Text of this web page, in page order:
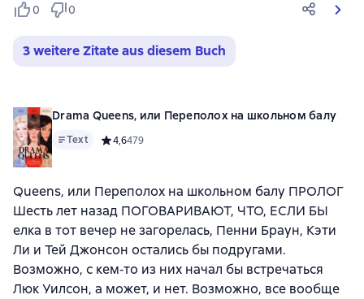
0 0
3 weitere Zitate aus diesem Buch
Drama Queens, или Переполох на школьном балу
Text Средний рейтинг 4,6 на основе 479 оценок
4,6479
Queens, или Переполох на школьном балу ПРОЛОГ
Шесть лет назад ПОГОВАРИВАЮТ, ЧТО, ЕСЛИ БЫ
елка в тот вечер не загорелась, Пенни Браун, Кэти
Ли и Тей Джонсон остались бы подругами.
Возможно, с кем‑то из них начал бы встречаться
Люк Уилсон, а может, и нет. Возможно, все вообще